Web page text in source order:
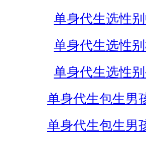
单身代生选性
单身代生选性
单身代生选性别
单身代生包生男
单身代生包生男